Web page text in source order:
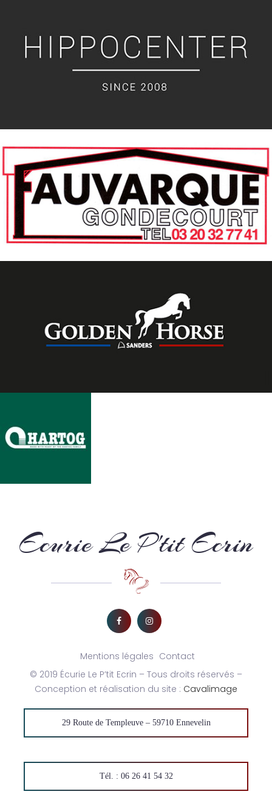
Ecurie Le P'tit Ecrin
Mentions légales Contact
© 2019 Écurie Le P’tit Ecrin – Tous droits réservés –
Conception et réalisation du site : Cavalimage
29 Route de Templeuve – 59710 Ennevelin
Tél. : 06 26 41 54 32